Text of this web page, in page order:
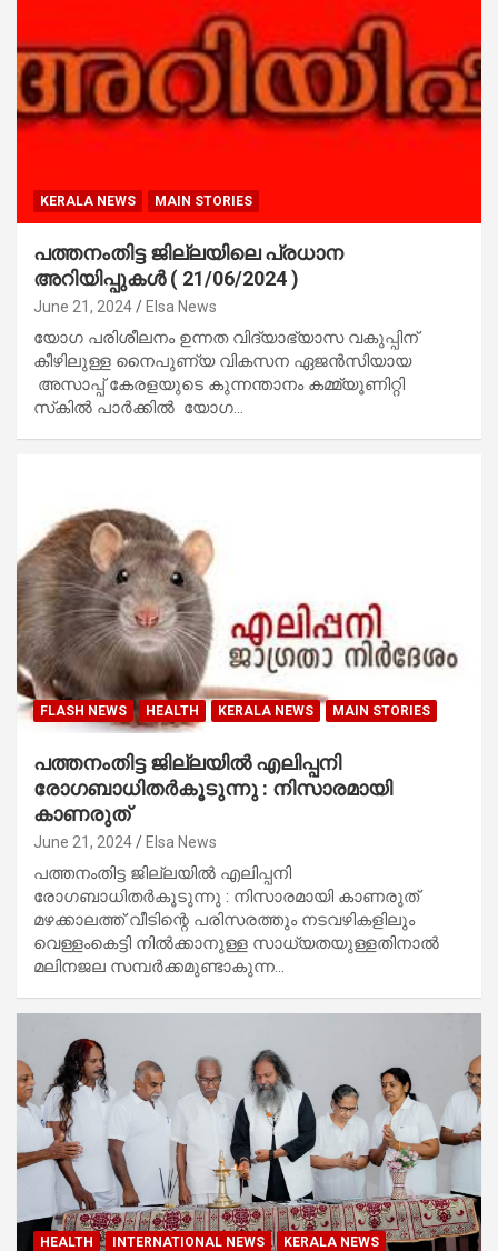
KERALA NEWS MAIN STORIES
പത്തനംതിട്ട ജില്ലയിലെ പ്രധാന
അറിയിപ്പുകള്‍ ( 21/06/2024 )
June 21, 2024 Elsa News
യോഗ പരിശീലനം ഉന്നത വിദ്യാഭ്യാസ വകുപ്പിന്
കീഴിലുള്ള നൈപുണ്യ വികസന ഏജന്‍സിയായ
അസാപ്പ് കേരളയുടെ കുന്നന്താനം കമ്മ്യൂണിറ്റി
സ്‌കില്‍ പാര്‍ക്കില്‍ യോഗ…
FLASH NEWS HEALTH KERALA NEWS MAIN STORIES
പത്തനംതിട്ട ജില്ലയില്‍ എലിപ്പനി
രോഗബാധിതര്‍കൂടുന്നു : നിസാരമായി
കാണരുത്
June 21, 2024 Elsa News
പത്തനംതിട്ട ജില്ലയില്‍ എലിപ്പനി
രോഗബാധിതര്‍കൂടുന്നു : നിസാരമായി കാണരുത്
മഴക്കാലത്ത് വീടിന്റെ പരിസരത്തും നടവഴികളിലും
വെള്ളംകെട്ടി നില്‍ക്കാനുള്ള സാധ്യതയുള്ളതിനാല്‍
മലിനജല സമ്പര്‍ക്കമുണ്ടാകുന്ന…
HEALTH INTERNATIONAL NEWS
KERALA NEWS